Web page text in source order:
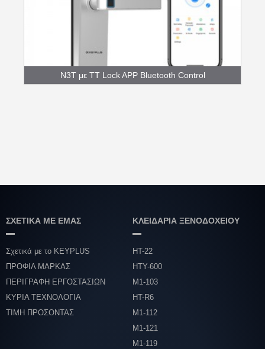
N3T με TT Lock APP Bluetooth Control
ΣΧΕΤΙΚΑ ΜΕ ΕΜΑΣ
Σχετικά με το KEYPLUS
ΠΡΟΦΙΛ ΜΑΡΚΑΣ
ΠΕΡΙΓΡΑΦΗ ΕΡΓΟΣΤΑΣΙΩΝ
ΚΥΡΙΑ ΤΕΧΝΟΛΟΓΙΑ
ΤΙΜΗ ΠΡΟΣΟΝΤΑΣ
ΚΛΕΙΔΑΡΙΑ ΞΕΝΟΔΟΧΕΙΟΥ
HT-22
HTY-600
Μ1-103
HT-R6
Μ1-112
Μ1-121
Μ1-119